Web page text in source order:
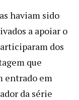
haviam sido
a apoiar o
dos
que
entrado em
da série